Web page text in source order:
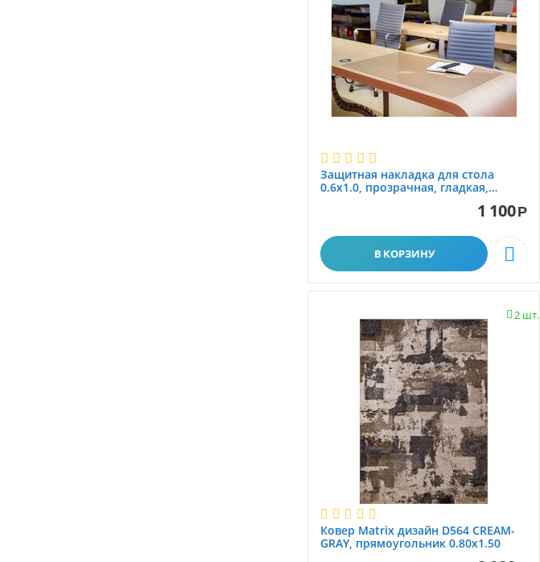
Защитная накладка для стола
0.6x1.0, прозрачная, гладкая,
1 100Р
В КОРЗИНУ 
2 шт.

Ковер Matrix дизайн D564 CREAM-
GRAY, прямоугольник 0.80x1.50